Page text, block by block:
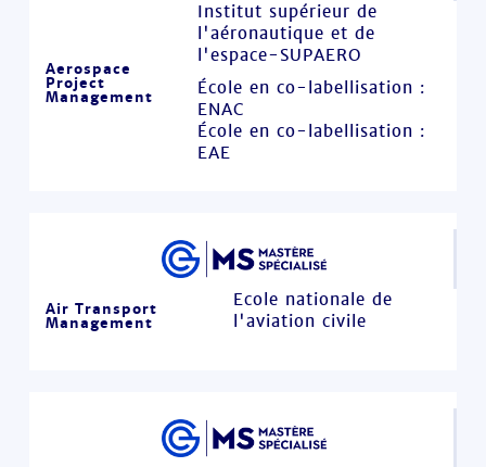
Aerospace
Project
Management
Institut supérieur de
l'aéronautique et de
l'espace-SUPAERO
École en co-labellisation :
ENAC
École en co-labellisation :
EAE
Air Transport
Management
Ecole nationale de
l'aviation civile